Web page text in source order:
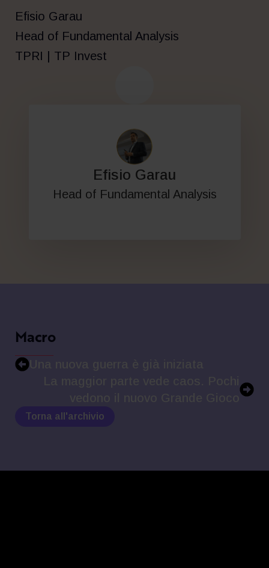
Efisio Garau
Head of Fundamental Analysis
TPRI | TP Invest
Efisio Garau
Head of Fundamental Analysis
Macro
Torna all'archivio